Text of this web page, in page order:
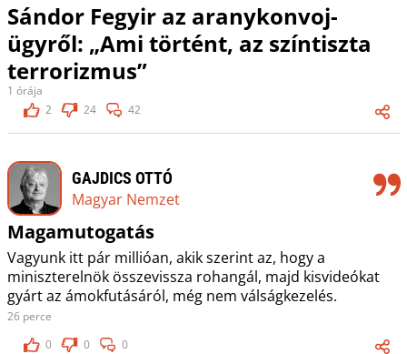
Sándor Fegyir az aranykonvoj-
ügyről: „Ami történt, az színtiszta
terrorizmus”
1 órája
2
24 42
GAJDICS OTTÓ
Magyar Nemzet
Magamutogatás
Vagyunk itt pár millióan, akik szerint az, hogy a
miniszterelnök összevissza rohangál, majd kisvideókat
gyárt az ámokfutásáról, még nem válságkezelés.
26 perce
0
0 0